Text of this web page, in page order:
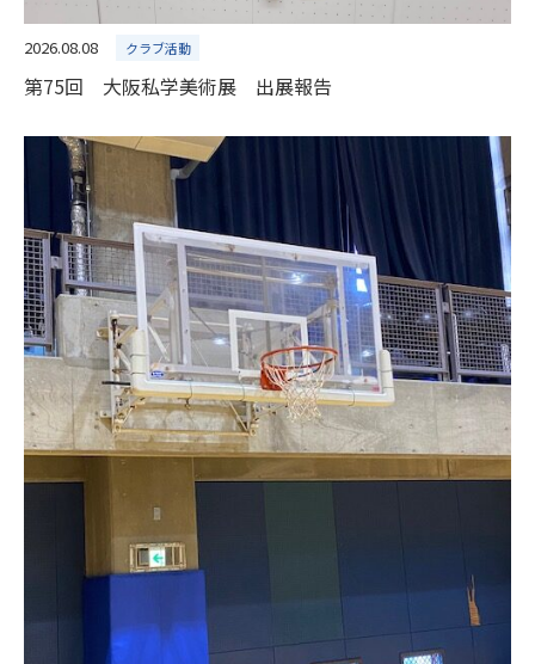
2026.08.08 クラブ活動
第75回 大阪私学美術展 出展報告